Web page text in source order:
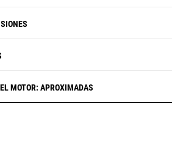
MOTOR: APROXIMADAS